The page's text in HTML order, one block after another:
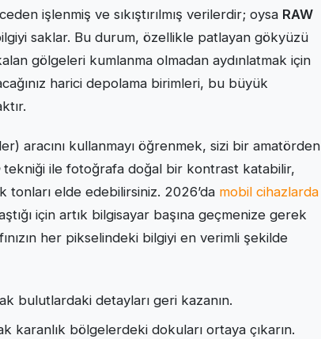
işlenmiş ve sıkıştırılmış verilerdir; oysa RAW
saklar. Bu durum, özellikle patlayan gökyüzü
gölgeleri kumlanma olmadan aydınlatmak için
harici depolama birimleri, bu büyük
aracını kullanmayı öğrenmek, sizi bir amatörden
tekniği ile fotoğrafa doğal bir kontrast katabilir,
tonları elde edebilirsiniz. 2026’da mobil cihazlarda
için artık bilgisayar başına geçmenize gerek
her pikselindeki bilgiyi en verimli şekilde
bulutlardaki detayları geri kazanın.
karanlık bölgelerdeki dokuları ortaya çıkarın.